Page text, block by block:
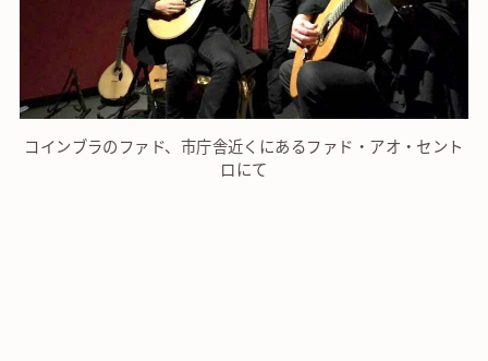
コインブラのファド、市庁舎近くにあるファド・アオ・セント
ロにて